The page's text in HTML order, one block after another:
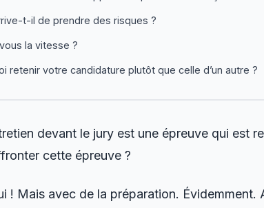
t-il de prendre des risques ?
la vitesse ?
retenir votre candidature plutôt que celle d’un autre ?
devant le jury est une épreuve qui
cette épreuve ?
! Mais avec de la préparation.